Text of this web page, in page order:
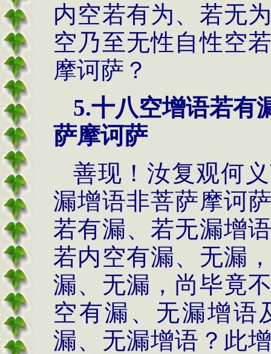
内空若有为、若无
空乃至无性自性空
摩诃萨？
5.十八空增语若有
萨摩诃萨
善现！汝复观何
漏增语非菩萨摩诃
若有漏、若无漏增
若内空有漏、无漏
漏、无漏，尚毕竟
空有漏、无漏增语
漏、无漏增语？此